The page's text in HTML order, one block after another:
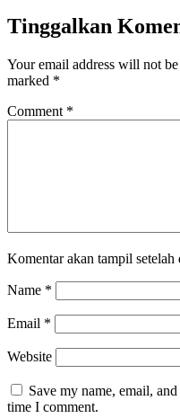
Tinggalkan
Your email address will not
marked *
Comment *
Komentar akan tampil setelah
Name *
Email *
Website
Save my name, email,
time I comment.